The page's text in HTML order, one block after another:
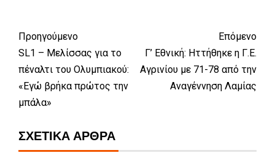
Προηγούμενο
SL1 – Μελίσσας για το
πέναλτι του Ολυμπιακού:
«Εγώ βρήκα πρώτος την
μπάλα»
Επόμενο
Γ’ Εθνική: Ηττήθηκε η Γ.Ε.
Αγρινίου με 71-78 από την
Αναγέννηση Λαμίας
ΣΧΕΤΙΚΆ ΆΡΘΡΑ